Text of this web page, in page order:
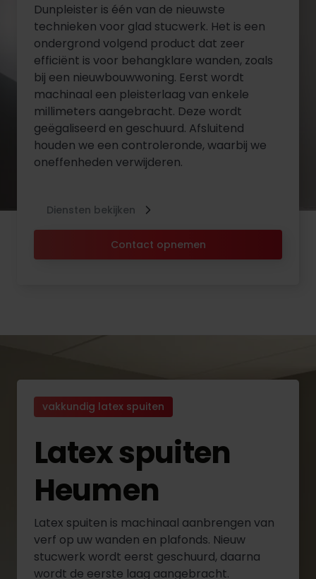
Dunpleister is één van de nieuwste
technieken voor glad stucwerk. Het is een
ondergrond volgend product dat zeer
efficiënt is voor behangklare wanden, zoals
bij een nieuwbouwwoning. Eerst wordt
machinaal een pleisterlaag van enkele
millimeters aangebracht. Deze wordt
geëgaliseerd en geschuurd. Afsluitend
houden we een controleronde, waarbij we
oneffenheden verwijderen.
Contact opnemen
Diensten bekijken
vakkundig latex spuiten
Latex spuiten
Heumen
Latex spuiten is machinaal aanbrengen van
verf op uw wanden en plafonds. Nieuw
stucwerk wordt eerst geschuurd, daarna
wordt de eerste laag aangebracht.